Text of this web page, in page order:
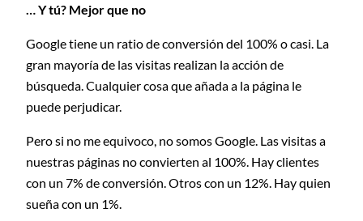
… Y tú? Mejor que no
Google tiene un ratio de conversión del 100% o casi. La
gran mayoría de las visitas realizan la acción de
búsqueda. Cualquier cosa que añada a la página le
puede perjudicar.
Pero si no me equivoco, no somos Google. Las visitas a
nuestras páginas no convierten al 100%. Hay clientes
con un 7% de conversión. Otros con un 12%. Hay quien
sueña con un 1%.